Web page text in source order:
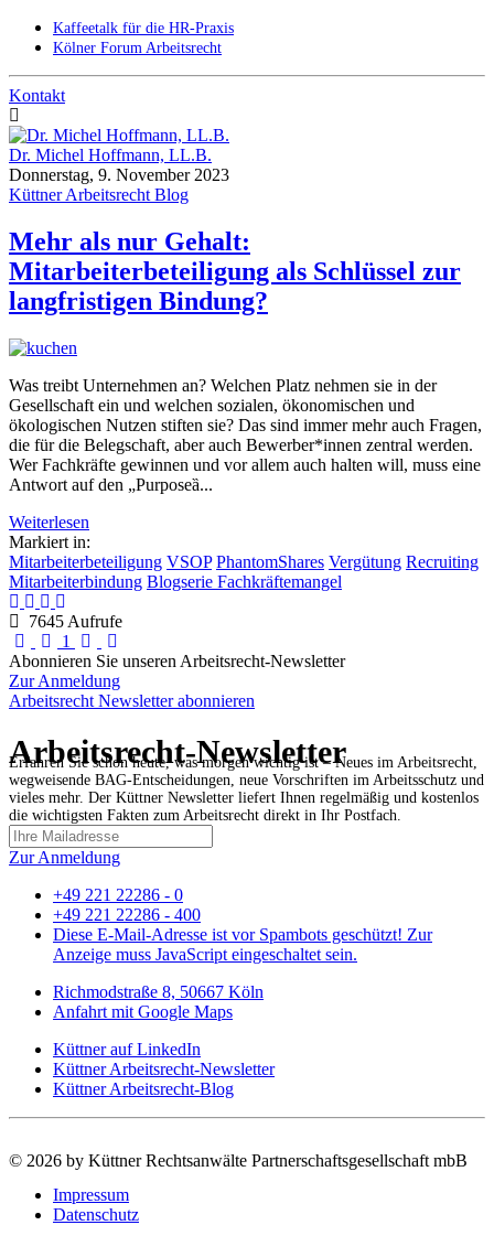
Kaffeetalk für die HR-Praxis
Kölner Forum Arbeitsrecht
Kontakt
Dr. Michel Hoffmann, LL.B.
Donnerstag, 9. November 2023
Küttner Arbeitsrecht Blog
Mehr als nur Gehalt:
Mitarbeiterbeteiligung als Schlüssel zur
langfristigen Bindung?
Was treibt Unternehmen an? Welchen Platz nehmen sie in der
Gesellschaft ein und welchen sozialen, ökonomischen und
ökologischen Nutzen stiften sie? Das sind immer mehr auch Fragen,
die für die Belegschaft, aber auch Bewerber*innen zentral werden.
Wer Fachkräfte gewinnen und vor allem auch halten will, muss eine
Antwort auf den „Purposeȁ...
Weiterlesen
Markiert in:
Mitarbeiterbeteiligung VSOP PhantomShares Vergütung Recruiting
Mitarbeiterbindung Blogserie Fachkräftemangel
7645 Aufrufe
First Page
Previous Page
1 Next Page
Abonnieren Sie unseren Arbeitsrecht-Newsletter
Zur Anmeldung
Arbeitsrecht Newsletter abonnieren
Arbeitsrecht-Newsletter
Erfahren Sie schon heute, was morgen wichtig ist – Neues im Arbeitsrecht,
wegweisende BAG-Entscheidungen, neue Vorschriften im Arbeitsschutz und
vieles mehr. Der Küttner Newsletter liefert Ihnen regelmäßig und kostenlos
die wichtigsten Fakten zum Arbeitsrecht direkt in Ihr Postfach.
Zur Anmeldung
+49 221 22286 - 0
+49 221 22286 - 400
Diese E-Mail-Adresse ist vor Spambots geschützt! Zur
Anzeige muss JavaScript eingeschaltet sein.
Richmodstraße 8, 50667 Köln
Anfahrt mit Google Maps
Küttner auf LinkedIn
Küttner Arbeitsrecht-Newsletter
Küttner Arbeitsrecht-Blog
© 2026 by Küttner Rechtsanwälte Partnerschaftsgesellschaft mbB
Impressum
Datenschutz